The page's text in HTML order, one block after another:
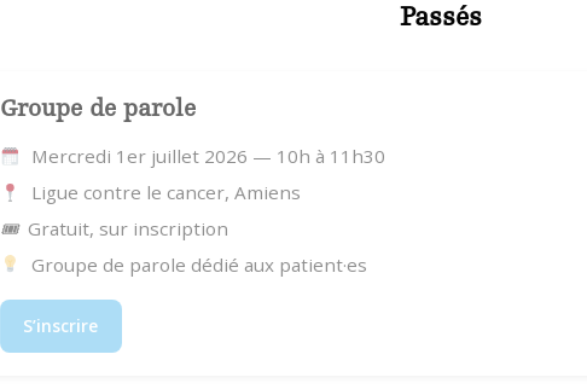
Passés
Groupe de parole
Mercredi 1er juillet 2026 — 10h à 11h30
Ligue contre le cancer, Amiens
🎟 Gratuit, sur inscription
Groupe de parole dédié aux patient·es
S’inscrire